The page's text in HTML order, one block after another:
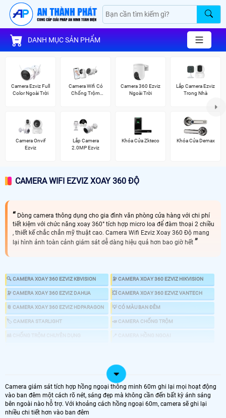
DANH MỤC SẢN PHẨM
Camera Ezviz Full
Color Ngoài Trời
Camera Wifi Có
Chống Trộm
Camera 360 Ezviz
Ngoài Trời
Lắp Camera Ezviz
Trong Nhà
Camera Onvif
Ezviz
Lắp Camera
2.0MP Ezviz
Khóa Cửa Zkteco Khóa Cửa Demax
CAMERA WIFI EZVIZ XOAY 360 ĐỘ
Dòng camera thông dụng cho gia đình văn phòng cửa hàng với chi phí
tiết kiệm với chức năng xoay 360° tích hợp micro loa để đàm thoại 2 chiều
, thiết kế chắc chắn mỹ thuật cao. Camera Wifi Ezviz Xoay 360 Độ mang
lại hình ảnh toàn cảnh giám sát dễ dàng hiệu quả hơn bao giờ hết
🔍 CAMERA XOAY 360 EZVIZ KBVISION 🔭 CAMERA XOAY 360 EZVIZ HIKVISION
🔭 CAMERA XOAY 360 EZVIZ DAHUA 💥 CAMERA XOAY 360 EZVIZ VANTECH
📎 CAMERA XOAY 360 EZVIZ HDPARAGON 💡 CÓ MÀU BAN ĐÊM
🏷 CAMERA STARLIGHT 📣 CAMERA CHỐNG TRỘM
♋ LẮP CAMERA 360 EZVIZ GIÁ RẺ
LOẠI CAMERA XOAY 360
Camera giám sát tích hợp hồng ngoại thông minh 60m ghi lại mọi hoạt động
vào ban đêm một cách rõ nét, sáng đẹp mà không cần đến bất kỳ ánh sáng
bên ngoài nào hỗ trợ. Với khoảng cách hồng ngoại 60m, camera sẽ ghi lại
nhiều chi tiết hơn vào ban đêm